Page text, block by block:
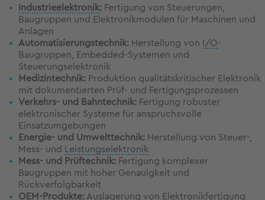
Industrieelektronik: Fertigung von Steuerungen,
Baugruppen und Elektronikmodulen für Maschinen und
Anlagen
Automatisierungstechnik: Herstellung von I/O-
Baugruppen, Embedded-Systemen und
Steuerungselektronik
Medizintechnik: Produktion qualitätskritischer Elektronik
mit dokumentierten Prüf- und Fertigungsprozessen
Verkehrs- und Bahntechnik: Fertigung robuster
elektronischer Systeme für anspruchsvolle
Einsatzumgebungen
Energie- und Umwelttechnik: Herstellung von Steuer-,
Mess- und
Leistungselektronik
Mess- und Prüftechnik: Fertigung komplexer
Baugruppen mit hoher Genauigkeit und
Rückverfolgbarkeit
OEM-Produkte: Auslagerung von Elektronikfertigung